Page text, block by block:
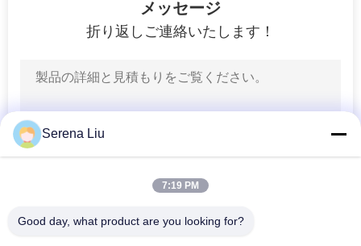
図
プ
イ
メッセージ
折り返しご連絡いたします！
Serena Liu
7:19 PM
Good day, what product are you looking for?